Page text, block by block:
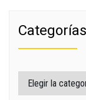
Categorías
Categorías